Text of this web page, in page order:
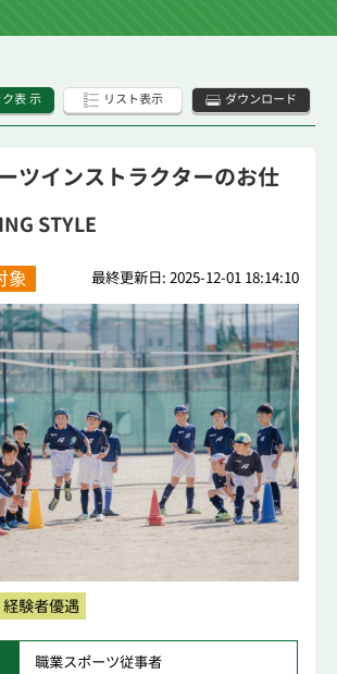
表 示 リスト表示 ダウンロード
ツインストラクターのお仕
STYLE
象 最終更新日: 2025-12-01 18:14:10
経験者優遇
職業スポーツ従事者